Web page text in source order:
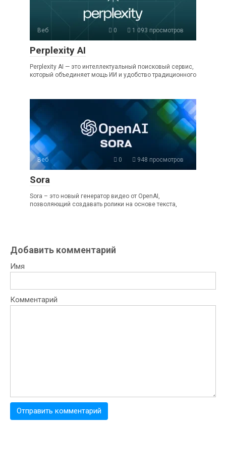
Веб 0 1 093 просмотров
Perplexity AI
Perplexity AI — это интеллектуальный поисковый сервис,
который объединяет мощь ИИ и удобство традиционного
Веб 0 948 просмотров
Sora
Sora – это новый генератор видео от OpenAI,
позволяющий создавать ролики на основе текста,
Добавить комментарий
Имя
Комментарий